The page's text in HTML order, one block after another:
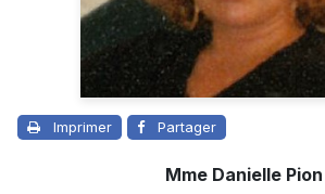
Imprimer Partager
Mme Danielle Pion